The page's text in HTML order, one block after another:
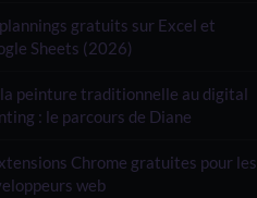
gratuits sur Excel et
Sheets (2026)
peinture traditionnelle au digital
: le parcours de Diane
Chrome gratuites pour les
web